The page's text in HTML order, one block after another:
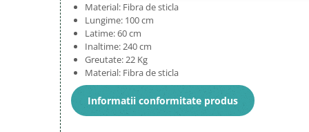
Material: Fibra de sticla
Lungime: 100 cm
Latime: 60 cm
Inaltime: 240 cm
Greutate: 22 Kg
Material: Fibra de sticla
Informatii conformitate produs